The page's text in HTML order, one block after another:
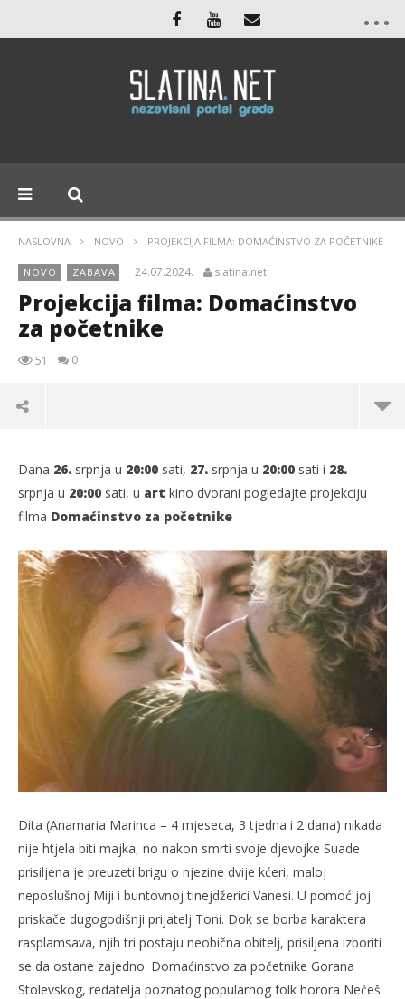
NASLOVNA NOVO PROJEKCIJA FILMA: DOMAĆINSTVO ZA POČETNIKE
NOVO ZABAVA 24.07.2024. slatina.net
Projekcija filma: Domaćinstvo
za početnike
51 0
TRENUTNO OTVORENO
Projekcija filma: Domaćinstvo za početnike
Dana 26. srpnja u 20:00 sati, 27. srpnja u 20:00 sati i 28.
srpnja u 20:00 sati, u art kino dvorani pogledajte​ projekciju
filma Domaćinstvo za početnike
Dita (Anamaria Marinca – 4 mjeseca, 3 tjedna i 2 dana) nikada
nije htjela biti majka, no nakon smrti svoje djevojke Suade
prisiljena je preuzeti brigu o njezine dvije kćeri, maloj
neposlušnoj Miji i buntovnoj tinejdžerici Vanesi. U pomoć joj
priskače dugogodišnji prijatelj Toni. Dok se borba karaktera
rasplamsava, njih tri postaju neobična obitelj, prisiljena izboriti
se da ostane zajedno. Domaćinstvo za početnike Gorana
Stolevskog, redatelja poznatog popularnog folk horora Nećeš